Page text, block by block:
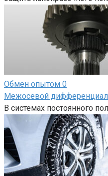
Обмен опытом 0
Межосевой дифференциал
В системах постоянного